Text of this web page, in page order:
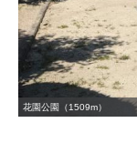
花園公園（1509m）